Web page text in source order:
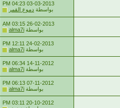
03-03-2013
04:23 PM
بواسطة دموع القمر
26-02-2013
03:15 AM
بواسطة alma7i
24-02-2013
12:11 PM
بواسطة alma7i
14-11-2012
06:34 PM
بواسطة alma7i
07-11-2012
06:13 PM
بواسطة alma7i
20-10-2012
03:11 PM